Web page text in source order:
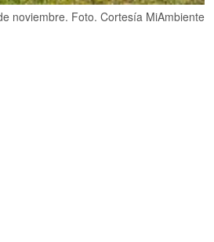
noviembre. Foto. Cortesía MiAmbiente